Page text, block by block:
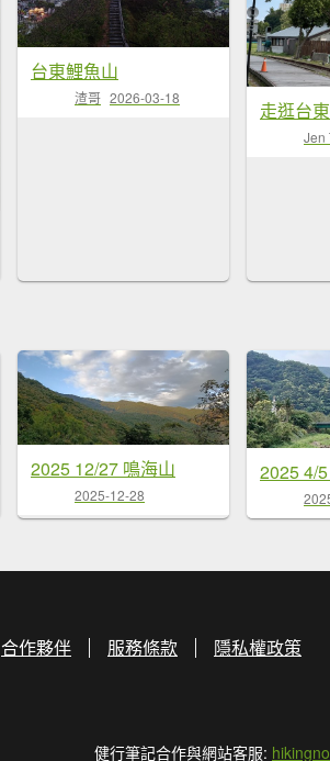
台東鯉魚山
渣哥 2026-03-18
Jen
2025 12/27 鳴海山
2025-12-28
2025 4/
合作夥伴 服務條款 隱私權政策
健行筆記合作與網站客服: